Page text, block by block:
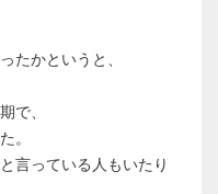
たかというと、
で、
。
言っている人もいたり